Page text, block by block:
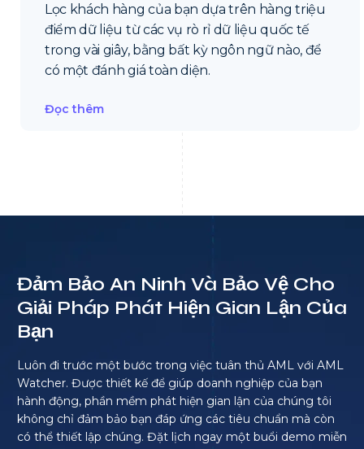
Lọc khách hàng của bạn dựa trên hàng triệu
điểm dữ liệu từ các vụ rò rỉ dữ liệu quốc tế
trong vài giây, bằng bất kỳ ngôn ngữ nào, để
có một đánh giá toàn diện.
Đọc thêm
Đảm Bảo An Ninh Và Bảo Vệ Cho
Giải Pháp Phát Hiện Gian Lận Của
Bạn
Luôn đi trước một bước trong việc tuân thủ AML với AML
Watcher. Được thiết kế để giúp doanh nghiệp của bạn
hành động, phần mềm phát hiện gian lận của chúng tôi
không chỉ đảm bảo bạn đáp ứng các tiêu chuẩn mà còn
có thể thiết lập chúng. Đặt lịch ngay một buổi demo miễn